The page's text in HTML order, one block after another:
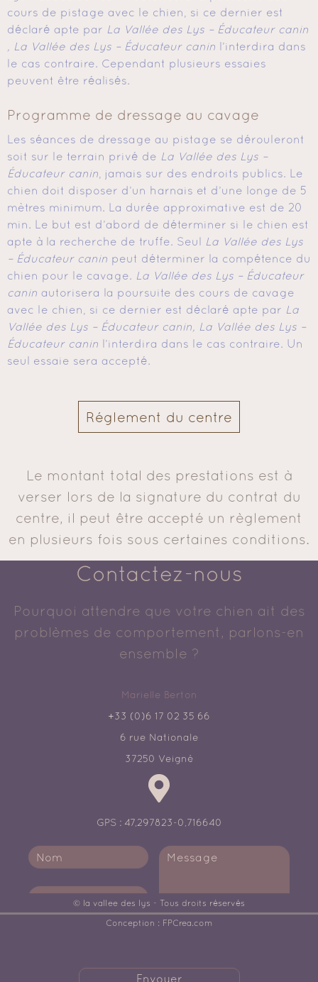
cours de pistage avec le chien, si ce dernier est
déclaré apte par La Vallée des Lys – Éducateur canin
, La Vallée des Lys – Éducateur canin l’interdira dans
le cas contraire. Cependant plusieurs essaies
peuvent être réalisés.
Programme de dressage au cavage
Les séances de dressage au pistage se dérouleront
soit sur le terrain privé de La Vallée des Lys –
Éducateur canin , jamais sur des endroits publics. Le
chien doit disposer d’un harnais et d’une longe de 5
mètres minimum. La durée approximative est de 20
min. Le but est d’abord de déterminer si le chien est
apte à la recherche de truffe. Seul La Vallée des Lys
– Éducateur canin peut déterminer la compétence du
chien pour le cavage.
La Vallée des Lys – Éducateur
canin autorisera la poursuite des cours de cavage
avec le chien, si ce dernier est déclaré apte par La
Vallée des Lys – Éducateur canin, La Vallée des Lys –
Éducateur canin l’interdira dans le cas contraire. Un
seul essaie sera accepté.
Réglement du centre
Le montant total des prestations est à
verser lors de la signature du contrat du
centre, il peut être accepté un règlement
en plusieurs fois sous certaines conditions.
Contactez-nous
Pourquoi attendre que votre chien ait des
problèmes de comportement, parlons-en
ensemble ?
Marielle Berton
+33 (0)6 17 02 35 66
6 rue Nationale
37250 Veigné
GPS : 47,297823-0,716640
Envoyer
© la vallee des lys - Tous droits réservés
Conception : FPCrea.com